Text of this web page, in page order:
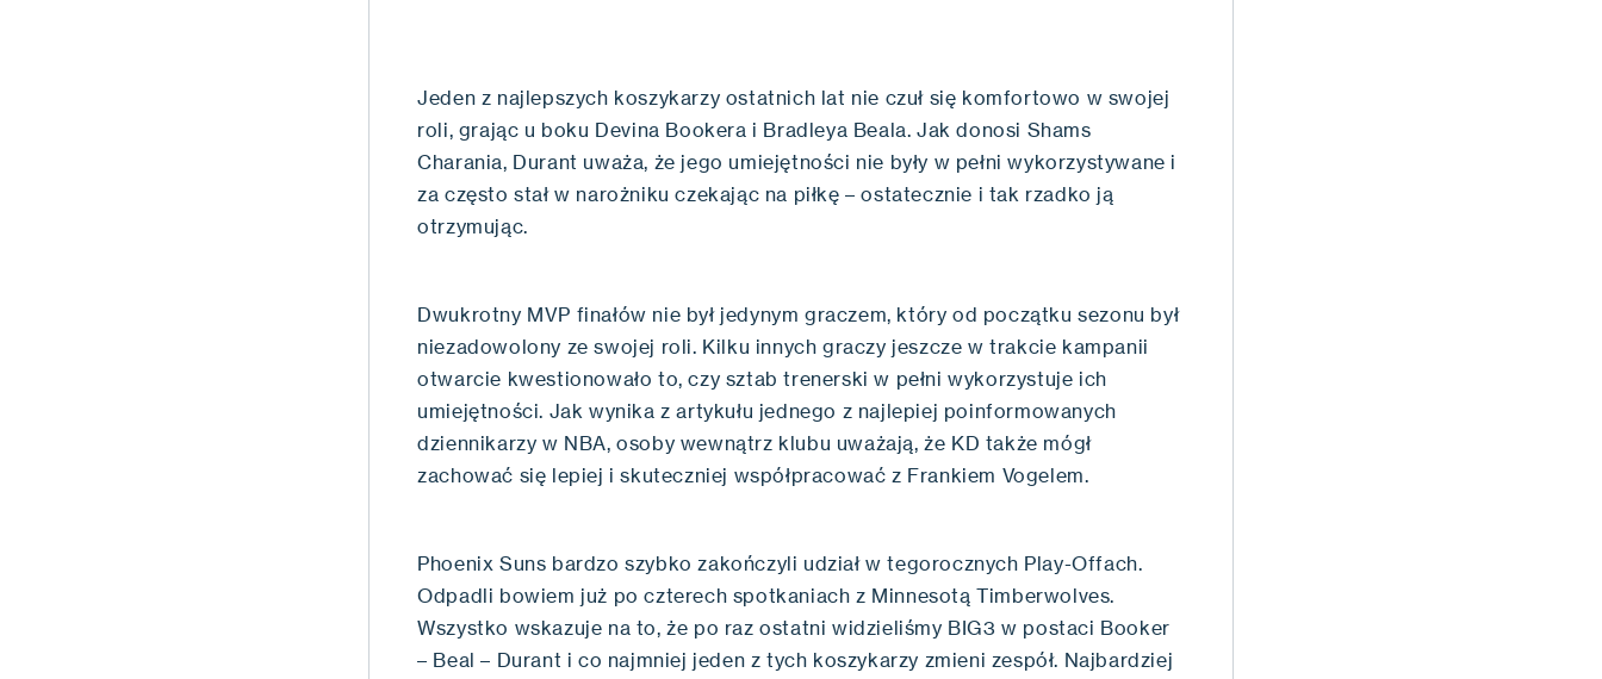
Jeden z najlepszych koszykarzy ostatnich lat nie czuł się komfortowo w swojej
roli, grając u boku Devina Bookera i Bradleya Beala. Jak donosi Shams
Charania, Durant uważa, że jego umiejętności nie były w pełni wykorzystywane i
za często stał w narożniku czekając na piłkę – ostatecznie i tak rzadko ją
otrzymując.
Dwukrotny MVP finałów nie był jedynym graczem, który od początku sezonu był
niezadowolony ze swojej roli. Kilku innych graczy jeszcze w trakcie kampanii
otwarcie kwestionowało to, czy sztab trenerski w pełni wykorzystuje ich
umiejętności. Jak wynika z artykułu jednego z najlepiej poinformowanych
dziennikarzy w NBA, osoby wewnątrz klubu uważają, że KD także mógł
zachować się lepiej i skuteczniej współpracować z Frankiem Vogelem.
Phoenix Suns bardzo szybko zakończyli udział w tegorocznych Play-Offach.
Odpadli bowiem już po czterech spotkaniach z Minnesotą Timberwolves.
Wszystko wskazuje na to, że po raz ostatni widzieliśmy BIG3 w postaci Booker
– Beal – Durant i co najmniej jeden z tych koszykarzy zmieni zespół. Najbardziej